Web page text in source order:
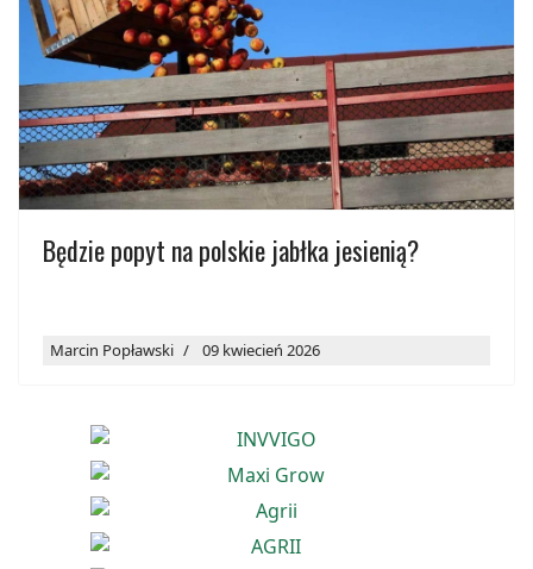
Będzie popyt na polskie jabłka jesienią?
Marcin Popławski 09 kwiecień 2026